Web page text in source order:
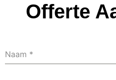
Offerte
Naam *